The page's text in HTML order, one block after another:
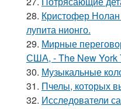
28. Кристофер Нолан
лупита нионго.
29. Мирные
США, - The New York
30. Музыкальные
31. Пчелы, которых
32. Исследователи